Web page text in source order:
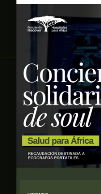
¡TE
Hazte socio
Dona por una causa
Hazte voluntario
Alianzas
Alta newsletter
Contacto
Prensa